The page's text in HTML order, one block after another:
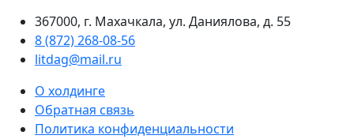
367000, г. Махачкала, ул. Даниялова, д. 55
8 (872) 268-08-56
litdag@mail.ru
О холдинге
Обратная связь
Политика конфиденциальности